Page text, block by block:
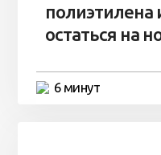
остаться на
6 минут